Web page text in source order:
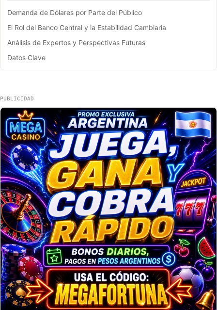
Demanda de Dólares por Parte del Público
El Rol del Banco Central y la Estabilidad Cambiaria
Análisis de Expertos y Perspectivas Futuras
Datos Clave
PUBLICIDAD